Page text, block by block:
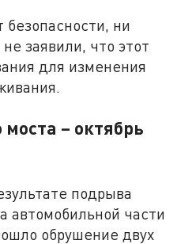
ни
заявили, что этот
для изменения
– октябрь
подрыва
автомобильной части
обрушение двух